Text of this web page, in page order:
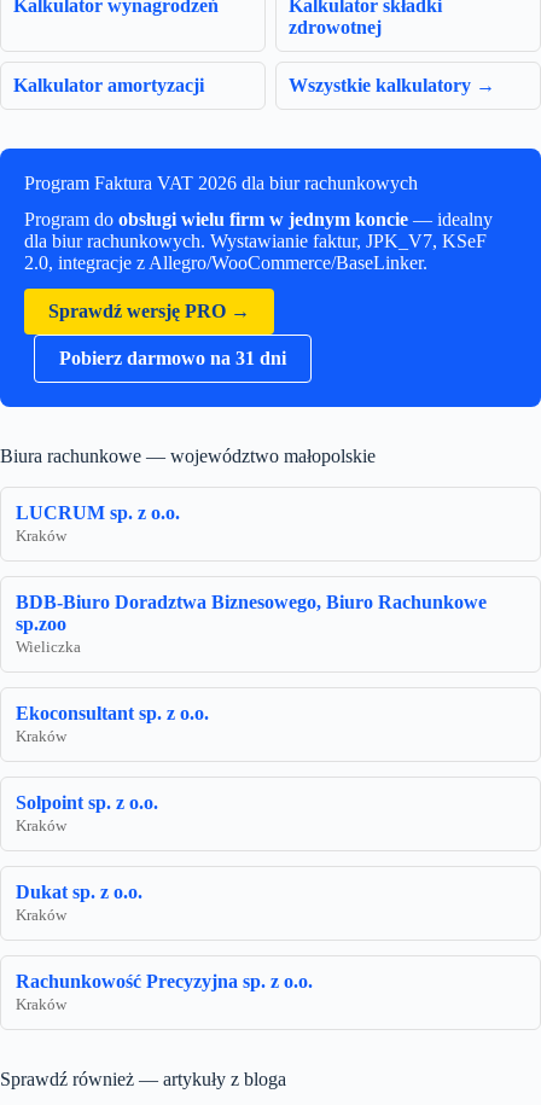
Kalkulator wynagrodzeń
Kalkulator składki
zdrowotnej
Kalkulator amortyzacji Wszystkie kalkulatory →
Program Faktura VAT 2026 dla biur rachunkowych
Program do obsługi wielu firm w jednym koncie — idealny
dla biur rachunkowych. Wystawianie faktur, JPK_V7, KSeF
2.0, integracje z Allegro/WooCommerce/BaseLinker.
Sprawdź wersję PRO →
Pobierz darmowo na 31 dni
Biura rachunkowe — województwo małopolskie
LUCRUM sp. z o.o.
Kraków
BDB-Biuro Doradztwa Biznesowego, Biuro Rachunkowe
sp.zoo
Wieliczka
Ekoconsultant sp. z o.o.
Kraków
Solpoint sp. z o.o.
Kraków
Dukat sp. z o.o.
Kraków
Rachunkowość Precyzyjna sp. z o.o.
Kraków
Sprawdź również — artykuły z bloga